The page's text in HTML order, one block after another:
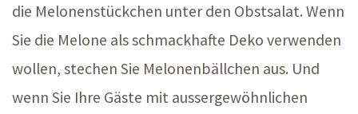
die Melonenstückchen unter den Obstsalat. Wenn
Sie die Melone als schmackhafte Deko verwenden
wollen, stechen Sie Melonenbällchen aus. Und
wenn Sie Ihre Gäste mit aussergewöhnlichen